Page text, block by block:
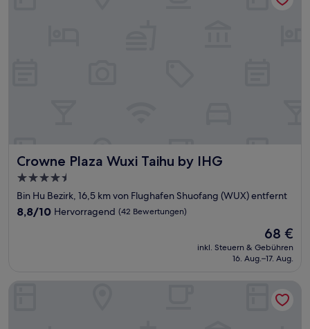
Crowne Plaza Wuxi Taihu by IHG
Crowne Plaza Wuxi Taihu by IHG
4.5-
Sterne-
Unterkunft
Bin Hu Bezirk, 16,5 km von Flughafen Shuofang (WUX) entfernt
8.8
8,8/10 Hervorragend (42 Bewertungen)
Der
Preis
beträgt
68 €
inkl. Steuern & Gebühren
16. Aug.–17. Aug.